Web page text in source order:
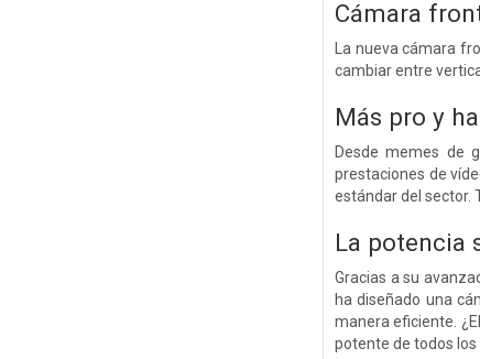
Cámara
La nueva cámara
cambiar entre
Más pro y
Desde memes de
prestaciones de
estándar del sector.
La potencia
Gracias a su
ha diseñado una
manera eficiente.
potente de todos los